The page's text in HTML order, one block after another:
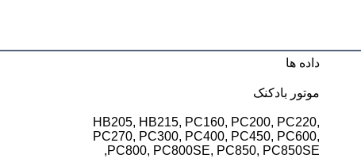
داده ها
موتور بادکنک
HB205, HB215, PC160, PC200, PC220,
PC270, PC300, PC400, PC450, PC600,
PC800, PC800SE, PC850, PC850SE,